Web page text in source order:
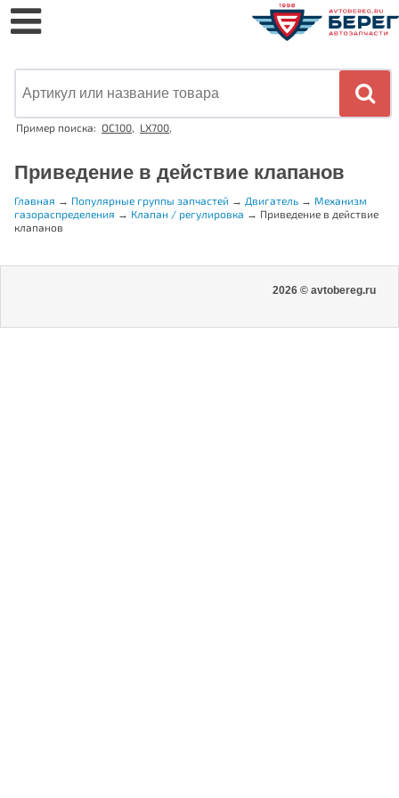
Пример поиска: OC100, LX700,
Приведение в действие клапанов
Главная → Популярные группы запчастей → Двигатель → Механизм
газораспределения → Клапан / регулировка → Приведение в действие
клапанов
2026 © avtobereg.ru